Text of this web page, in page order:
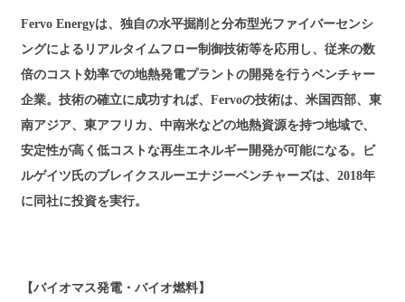
Fervo Energyは、独自の水平掘削と分布型光ファイバーセンシ
ングによるリアルタイムフロー制御技術等を応用し、従来の数
倍のコスト効率での地熱発電プラントの開発を行うベンチャー
企業。技術の確立に成功すれば、Fervoの技術は、米国西部、東
南アジア、東アフリカ、中南米などの地熱資源を持つ地域で、
安定性が高く低コストな再生エネルギー開発が可能になる。ビ
ルゲイツ氏のブレイクスルーエナジーベンチャーズは、2018年
に同社に投資を実行。
【バイオマス発電・バイオ燃料】